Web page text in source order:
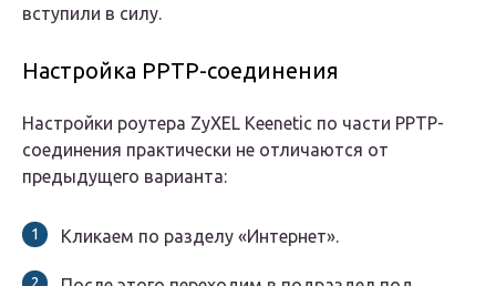
вступили в силу.
Настройка PPTP-соединения
Настройки роутера ZyXEL Keenetic по части PPTP-
соединения практически не отличаются от
предыдущего варианта:
Кликаем по разделу «Интернет».